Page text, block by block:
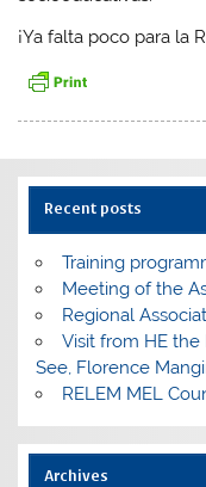
¡Ya falta poco para la
Recent posts
Training
Meeting of the
Regional
Visit from HE
See, Florence
RELEM MEL
Archives